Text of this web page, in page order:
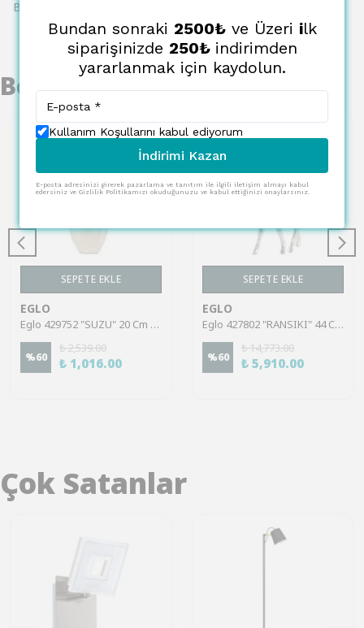
Bu ürün için henüz yorum yapılmamış.
Benzer Ürünler
SEPETE EKLE
EGLO
Eglo 429752 "SUZU" 20 Cm Yüksekliğinde Dekoratif Obje Biblo
%60
₺ 2,539.00
₺ 1,016.00
SEPETE EKLE
EGLO
Eglo 427802 "RANSIKI" 44 Cm Yüksekliğinde Dekoratif Obje Biblo
%60
₺ 14,773.00
₺ 5,910.00
Çok Satanlar
Bundan sonraki 2500₺ve Üzeri ilk
siparişinizde 250₺ indirimden
yararlanmak için kaydolun.
Kullanım Koşullarını kabul ediyorum
İndirimi Kazan
E-posta adresinizi girerek pazarlama ve tanıtım ile ilgili iletişim almayı kabul
edersiniz ve Gizlilik Politikamızı okuduğunuzu ve kabul ettiğinizi onaylarsınız.